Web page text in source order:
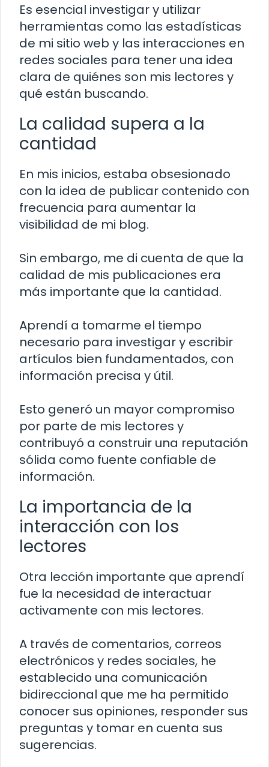
Es esencial investigar y utilizar
herramientas como las estadísticas
de mi sitio web y las interacciones en
redes sociales para tener una idea
clara de quiénes son mis lectores y
qué están buscando.
La calidad supera a la
cantidad
En mis inicios, estaba obsesionado
con la idea de publicar contenido con
frecuencia para aumentar la
visibilidad de mi blog.
Sin embargo, me di cuenta de que la
calidad de mis publicaciones era
más importante que la cantidad.
Aprendí a tomarme el tiempo
necesario para investigar y escribir
artículos bien fundamentados, con
información precisa y útil.
Esto generó un mayor compromiso
por parte de mis lectores y
contribuyó a construir una reputación
sólida como fuente confiable de
información.
La importancia de la
interacción con los
lectores
Otra lección importante que aprendí
fue la necesidad de interactuar
activamente con mis lectores.
A través de comentarios, correos
electrónicos y redes sociales, he
establecido una comunicación
bidireccional que me ha permitido
conocer sus opiniones, responder sus
preguntas y tomar en cuenta sus
sugerencias.